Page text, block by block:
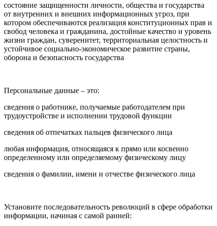
состояние защищенности личности, общества и государства
от внутренних и внешних информационных угроз, при
котором обеспечиваются реализация конституционных прав и
свобод человека и гражданина, достойные качество и уровень
жизни граждан, суверенитет, территориальная целостность и
устойчивое социально-экономическое развитие страны,
оборона и безопасность государства
Персональные данные – это:
сведения о работнике, получаемые работодателем при
трудоустройстве и исполнении трудовой функции
сведения об отпечатках пальцев физического лица
любая информация, относящаяся к прямо или косвенно
определенному или определяемому физическому лицу
сведения о фамилии, имени и отчестве физического лица
Установите последовательность революций в сфере обработки
информации, начиная с самой ранней: